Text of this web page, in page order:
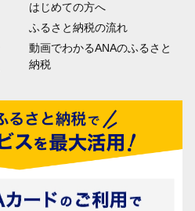
はじめての方へ
ふるさと納税の流れ
動画でわかるANAのふるさと
納税